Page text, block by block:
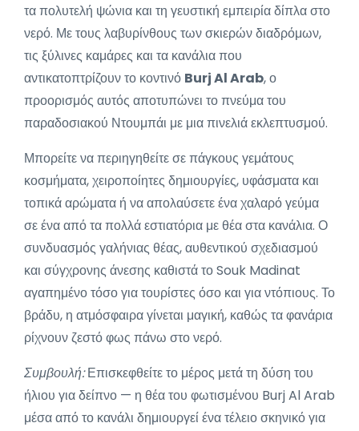
τα πολυτελή ψώνια και τη γευστική εμπειρία δίπλα στο
νερό. Με τους λαβυρίνθους των σκιερών διαδρόμων,
τις ξύλινες καμάρες και τα κανάλια που
αντικατοπτρίζουν το κοντινό Burj Al Arab, ο
προορισμός αυτός αποτυπώνει το πνεύμα του
παραδοσιακού Ντουμπάι με μια πινελιά εκλεπτυσμού.
Μπορείτε να περιηγηθείτε σε πάγκους γεμάτους
κοσμήματα, χειροποίητες δημιουργίες, υφάσματα και
τοπικά αρώματα ή να απολαύσετε ένα χαλαρό γεύμα
σε ένα από τα πολλά εστιατόρια με θέα στα κανάλια. Ο
συνδυασμός γαλήνιας θέας, αυθεντικού σχεδιασμού
και σύγχρονης άνεσης καθιστά το Souk Madinat
αγαπημένο τόσο για τουρίστες όσο και για ντόπιους. Το
βράδυ, η ατμόσφαιρα γίνεται μαγική, καθώς τα φανάρια
ρίχνουν ζεστό φως πάνω στο νερό.
Συμβουλή:Επισκεφθείτε το μέρος μετά τη δύση του
ήλιου για δείπνο — η θέα του φωτισμένου Burj Al Arab
μέσα από το κανάλι δημιουργεί ένα τέλειο σκηνικό για